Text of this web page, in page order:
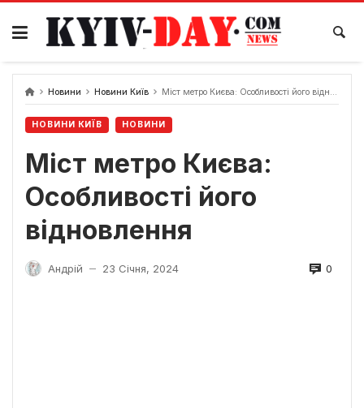
Перейти
вмісту
Новини Новини Київ Міст метро Києва: Особливості його відновлення
НОВИНИ КИЇВ НОВИНИ
Міст метро Києва:
Особливості його
відновлення
Андрій — 23 Січня, 2024 0